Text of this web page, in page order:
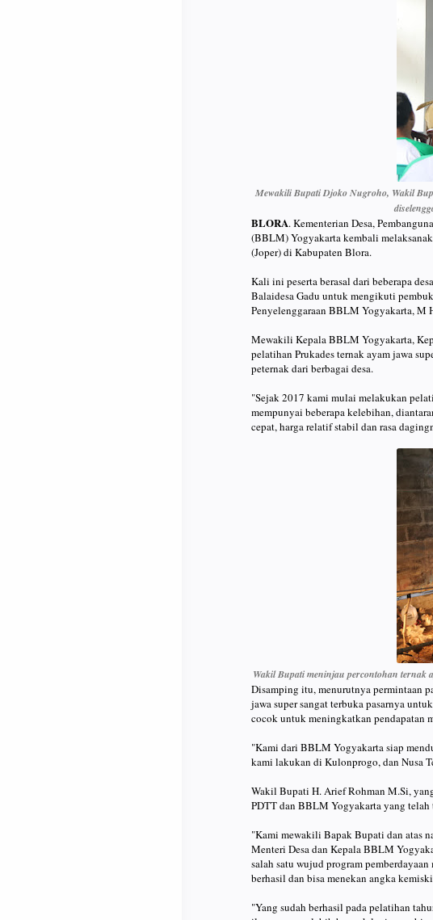
Mewakili Bupati Djoko Nugroho, Wakil
BLORA. Kementerian Desa,
(BBLM) Yogyakarta kembali
(Joper) di Kabupaten Blora.
Kali ini peserta berasal dari beberapa
Balaidesa Gadu untuk mengikuti
Penyelenggaraan BBLM Yogyakarta, M
Mewakili Kepala BBLM Yogyakarta,
pelatihan Prukades ternak ayam jawa
peternak dari berbagai desa.
"Sejak 2017 kami mulai melakukan
mempunyai beberapa kelebihan,
cepat, harga relatif stabil dan rasa
Wakil Bupati meninjau percontohan ternak
Disamping itu, menurutnya permintaan
jawa super sangat terbuka pasarnya
cocok untuk meningkatkan pendapatan
"Kami dari BBLM Yogyakarta siap
kami lakukan di Kulonprogo, dan Nusa
Wakil Bupati H. Arief Rohman M.Si,
PDTT dan BBLM Yogyakarta yang
"Kami mewakili Bapak Bupati dan atas
Menteri Desa dan Kepala BBLM
salah satu wujud program
berhasil dan bisa menekan angka
"Yang sudah berhasil pada pelatihan